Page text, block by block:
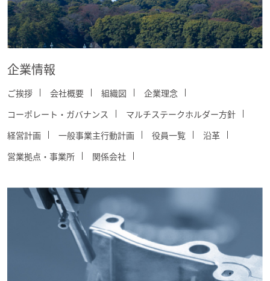
企業情報
ご挨拶 会社概要 組織図
企業理念
コーポレート・ガバナンス
マルチステークホルダー方針
経営計画
一般事業主行動計画 役員一覧
沿革
営業拠点・事業所
関係会社